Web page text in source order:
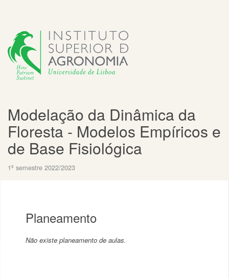
Modelação da Dinâmica da
Floresta - Modelos Empíricos e
de Base Fisiológica
1º semestre 2022/2023
Planeamento
Não existe planeamento de aulas.